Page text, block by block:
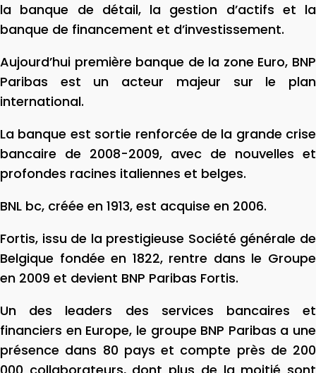
la banque de détail, la gestion d’actifs et la
banque de financement et d’investissement.
Aujourd’hui première banque de la zone Euro, BNP
Paribas est un acteur majeur sur le plan
international.
La banque est sortie renforcée de la grande crise
bancaire de 2008-2009, avec de nouvelles et
profondes racines italiennes et belges.
BNL bc, créée en 1913, est acquise en 2006.
Fortis, issu de la prestigieuse Société générale de
Belgique fondée en 1822, rentre dans le Groupe
en 2009 et devient BNP Paribas Fortis.
Un des leaders des services bancaires et
financiers en Europe, le groupe BNP Paribas a une
présence dans 80 pays et compte près de 200